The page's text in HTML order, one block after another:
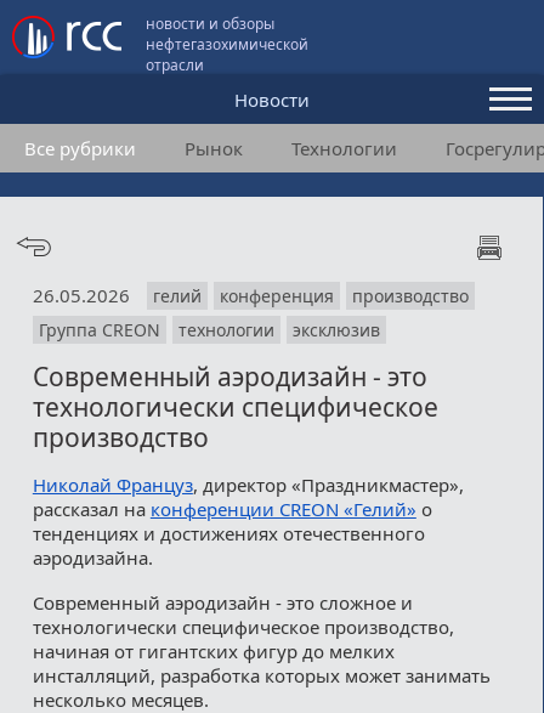
новости и обзоры
нефтегазохимической
отрасли
Новости
Аналитика и мнения
Конференции
Подписка
Пользовательское соглашение
Контакты
Все рубрики Рынок Технологии
26.05.2026 гелий конференция
производство
Группа CREON
технологии эксклюзив
Современный аэродизайн - это
технологически специфическое
производство
Николай Француз, директор «Праздникмастер»,
рассказал на конференции CREON «Гелий» о
тенденциях и достижениях отечественного
аэродизайна.
Современный аэродизайн - это сложное и
технологически специфическое производство,
начиная от гигантских фигур до мелких
инсталляций, разработка которых может занимать
несколько месяцев.